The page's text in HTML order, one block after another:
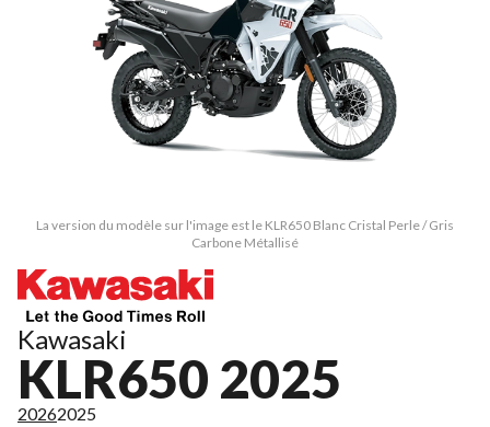
La version du modèle sur l'image est le KLR650 Blanc Cristal Perle / Gris
Carbone Métallisé
Kawasaki
KLR650 2025
20262025